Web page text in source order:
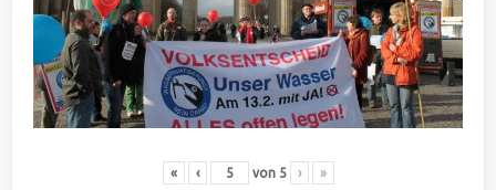
« ‹ von 5 › »